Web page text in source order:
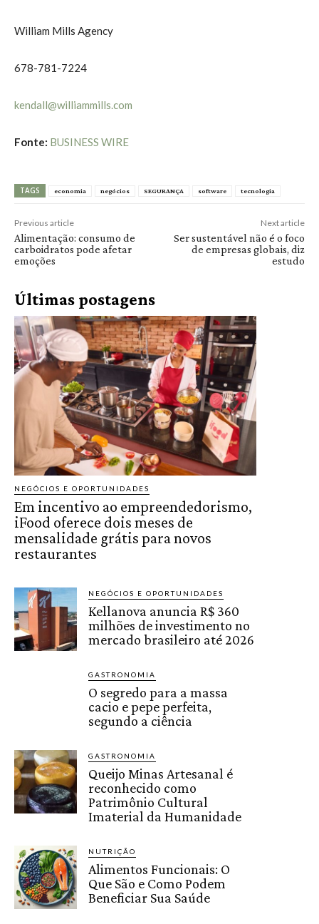
William Mills Agency
678-781-7224
kendall@williammills.com
Fonte: BUSINESS WIRE
TAGS economia negócios SEGURANÇA software tecnologia
Previous article
Alimentação: consumo de
carboidratos pode afetar
emoções
Next article
Ser sustentável não é o foco
de empresas globais, diz
estudo
Últimas postagens
NEGÓCIOS E OPORTUNIDADES
Em incentivo ao empreendedorismo,
iFood oferece dois meses de
mensalidade grátis para novos
restaurantes
NEGÓCIOS E OPORTUNIDADES
Kellanova anuncia R$ 360
milhões de investimento no
mercado brasileiro até 2026
GASTRONOMIA
O segredo para a massa
cacio e pepe perfeita,
segundo a ciência
GASTRONOMIA
Queijo Minas Artesanal é
reconhecido como
Patrimônio Cultural
Imaterial da Humanidade
NUTRIÇÃO
Alimentos Funcionais: O
Que São e Como Podem
Beneficiar Sua Saúde